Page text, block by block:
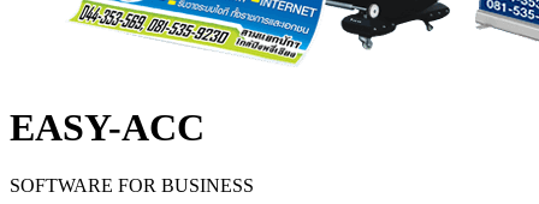
EASY-ACC
SOFTWARE FOR BUSINESS